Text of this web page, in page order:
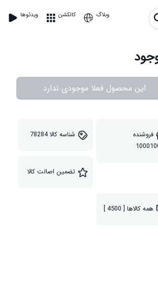
ویدئوها کالکشن وبلاگ
این محصول فعلا موجودی ندارد
فروشنده
شناسه کالا78284
تضمین اصالت کالا
همه کالاها [ 4500 ]